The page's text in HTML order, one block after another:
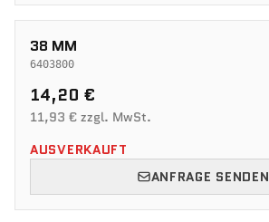
38 MM
6403800
14,20 €
11,93 € zzgl. MwSt.
AUSVERKAUFT
ANFRAGE SENDEN